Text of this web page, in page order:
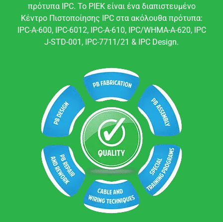
πρότυπα IPC. Το PIEK είναι ένα διαπιστευμένο
Κέντρο Πιστοποίησης IPC στα ακόλουθα πρότυπα:
IPC-A-600, IPC-6012, IPC-A-610, IPC/WHMA-A-620, IPC
J-STD-001, IPC-7711/21 & IPC Design.